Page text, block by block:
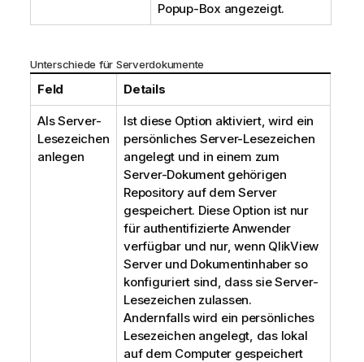
Popup-Box angezeigt.
Unterschiede für Serverdokumente
Feld Details
Als Server-
Lesezeichen
anlegen
Ist diese Option aktiviert, wird ein
persönliches Server-Lesezeichen
angelegt und in einem zum
Server-Dokument gehörigen
Repository auf dem Server
gespeichert. Diese Option ist nur
für authentifizierte Anwender
verfügbar und nur, wenn QlikView
Server und Dokumentinhaber so
konfiguriert sind, dass sie Server-
Lesezeichen zulassen.
Andernfalls wird ein persönliches
Lesezeichen angelegt, das lokal
auf dem Computer gespeichert